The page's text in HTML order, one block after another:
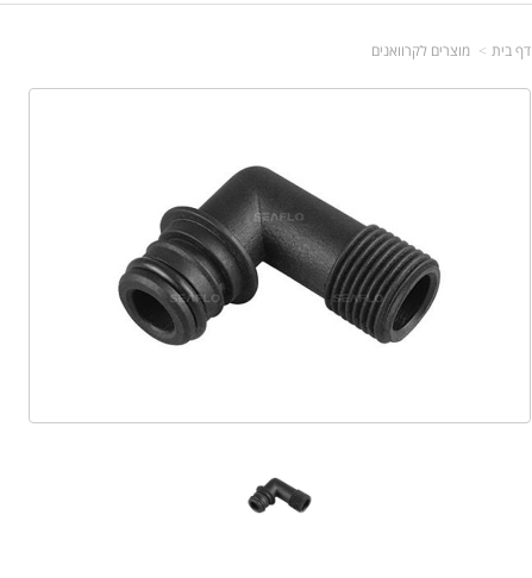
דף בית מוצרים לקרוואנים